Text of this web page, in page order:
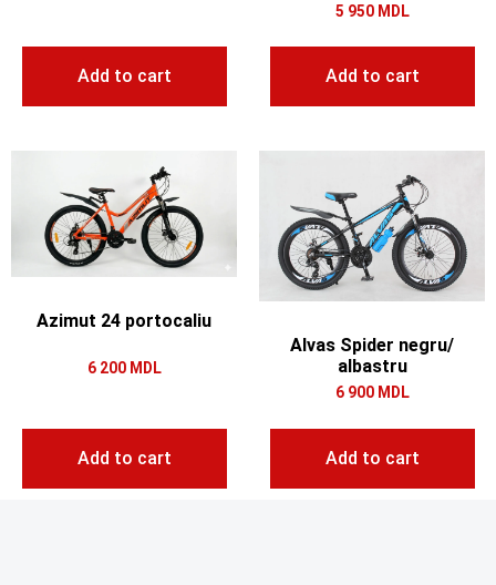
Add to cart
5 950 MDL
Add to cart
Azimut 24 portocaliu
6 200 MDL
Add to cart
Alvas Spider negru/
albastru
6 900 MDL
Add to cart